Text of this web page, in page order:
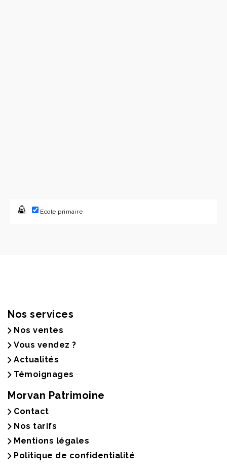
Ecole primaire
Nos services
Nos ventes
Vous vendez ?
Actualités
Témoignages
Morvan Patrimoine
Contact
Nos tarifs
Mentions légales
Politique de confidentialité